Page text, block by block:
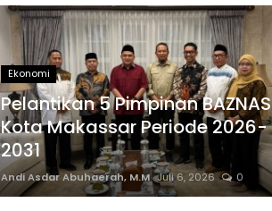
Ekonomi
Pelantikan 5 Pimpinan BAZNAS
Kota Makassar Periode 2026-
2031
Andi Asdar Abuhaerah, M.M Juli 6, 2026 0